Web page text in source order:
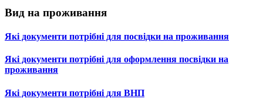
Вид на проживання
Які документи потрібні для посвідки на проживання
Які документи потрібні для оформлення посвідки на
проживання
Які документи потрібні для ВНП